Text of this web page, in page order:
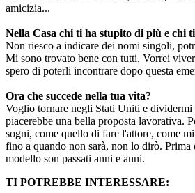
amicizia...
Nella Casa chi ti ha stupito di più e chi
Non riesco a indicare dei nomi singoli,
Mi sono trovato bene con tutti. Vorrei
spero di poterli incontrare dopo questa
Ora che succede nella tua vita?
Voglio tornare negli Stati Uniti e dividermi
piacerebbe una bella proposta lavorativa.
sogni, come quello di fare l'attore, come
fino a quando non sarà, non lo dirò. Prima
modello son passati anni e anni.
TI POTREBBE INTERESSARE: